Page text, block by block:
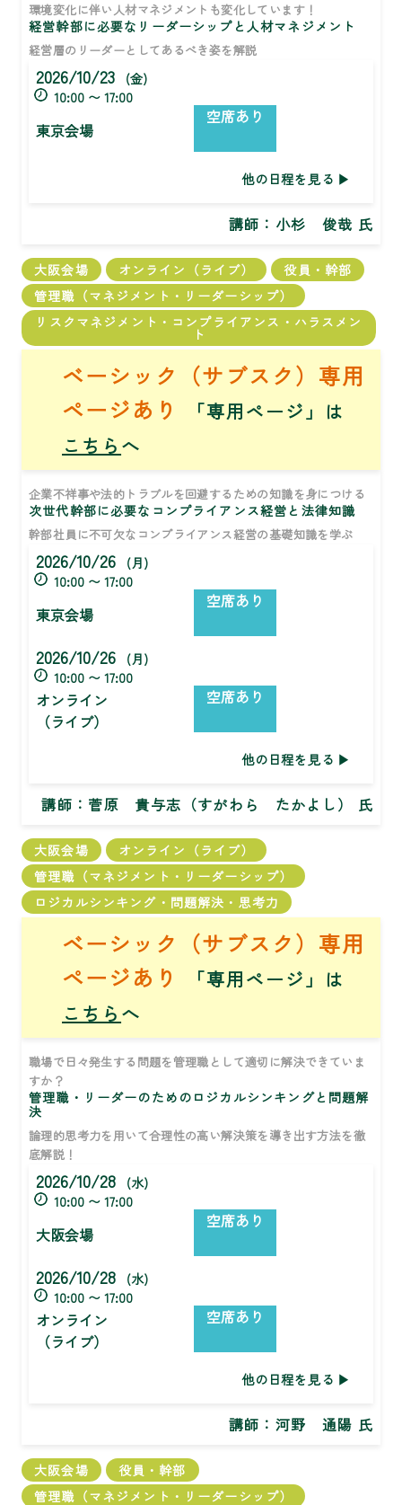
環境変化に伴い人材マネジメントも変化しています！
経営幹部に必要なリーダーシップと人材マネジメント
経営層のリーダーとしてあるべき姿を解説
2026/10/23
(金)
10:00 〜 17:00
東京会場
空席あり
他の日程を見る
講師： 小杉 俊哉 氏
大阪会場 オンライン（ライブ）
役員・幹部
管理職（マネジメント・リーダーシップ）
リスクマネジメント・コンプライアンス・ハラスメン
ト
ベーシック（サブスク）専用
ページあり
「専用ページ」は
こちら へ
企業不祥事や法的トラブルを回避するための知識を身につける
次世代幹部に必要なコンプライアンス経営と法律知識
幹部社員に不可欠なコンプライアンス経営の基礎知識を学ぶ
2026/10/26
(月)
10:00 〜 17:00
東京会場
空席あり
2026/10/26
(月)
10:00 〜 17:00
オンライン
（ライブ）
空席あり
他の日程を見る
講師： 菅原 貴与志（すがわら たかよし） 氏
大阪会場
オンライン（ライブ）
管理職（マネジメント・リーダーシップ）
ロジカルシンキング・問題解決・思考力
ベーシック（サブスク）専用
ページあり
「専用ページ」は
こちら へ
職場で日々発生する問題を管理職として適切に解決できていま
すか？
管理職・リーダーのためのロジカルシンキングと問題解
決
論理的思考力を用いて合理性の高い解決策を導き出す方法を徹
底解説！
2026/10/28
(水)
10:00 〜 17:00
大阪会場
空席あり
2026/10/28
(水)
10:00 〜 17:00
オンライン
（ライブ）
空席あり
他の日程を見る
講師： 河野 通陽 氏
大阪会場
役員・幹部
管理職（マネジメント・リーダーシップ）